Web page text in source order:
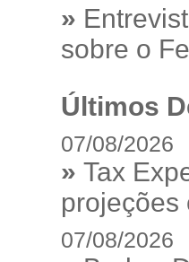
»
sobre o
Últimos
07/08/2026
» Tax
projeções
07/08/2026